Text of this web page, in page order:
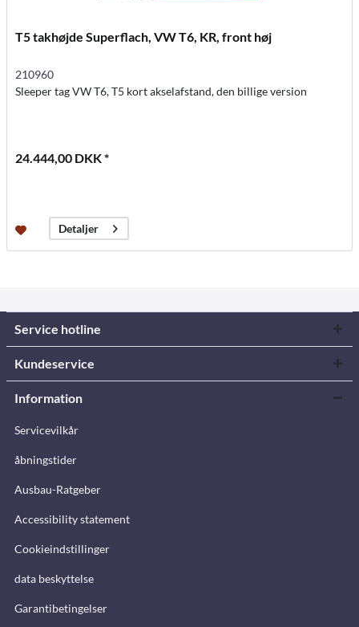
T5 takhøjde Superflach, VW T6, KR, front høj
210960
Sleeper tag VW T6, T5 kort akselafstand, den billige version
24.444,00 DKK *
Detaljer
Service hotline
Kundeservice
Information
Servicevilkår
åbningstider
Ausbau-Ratgeber
Accessibility statement
Cookieindstillinger
data beskyttelse
Garantibetingelser